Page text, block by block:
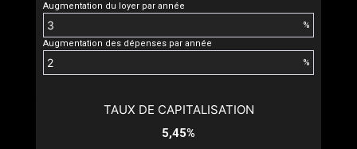
Augmentation du loyer par année
%
Augmentation des dépenses par année
%
TAUX DE CAPITALISATION
5,45%